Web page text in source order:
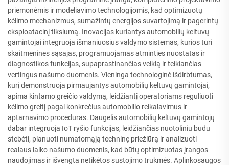
priemonėmis ir modeliavimo technologijomis, kad optimizuotų
kėlimo mechanizmus, sumažintų energijos suvartojimą ir pagerintų
eksploatacinį tikslumą. Inovacijas kuriantys automobilių keltuvų
gamintojai integruoja išmaniuosius valdymo sistemas, kurios turi
skaitmenines sąsajas, programuojamas atminties nuostatas ir
diagnostikos funkcijas, supaprastinančias veiklą ir teikiančias
vertingus našumo duomenis. Vieninga technologinė išdirbtumas,
kurį demonstruoja pirmaujantys automobilių keltuvų gamintojai,
apima kintamo greičio valdymą, leidžiantį operatoriams reguliuoti
kėlimo greitį pagal konkrečius automobilio reikalavimus ir
aptarnavimo procedūras. Daugelis automobilių keltuvų gamintojų
dabar integruoja IoT ryšio funkcijas, leidžiančias nuotoliniu būdu
stebėti, planuoti numatomąją techninę priežiūrą ir analizuoti
realaus laiko našumo duomenis, kad būtų optimizuotas įrangos
naudojimas ir išvengta netikėtos sustojimo trukmės. Aplinkosaugos